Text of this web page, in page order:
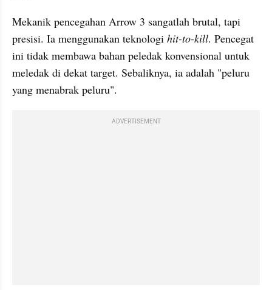
Mekanik pencegahan Arrow 3 sangatlah brutal, tapi
presisi. Ia menggunakan teknologi hit-to-kill. Pencegat
ini tidak membawa bahan peledak konvensional untuk
meledak di dekat target. Sebaliknya, ia adalah "peluru
yang menabrak peluru".
ADVERTISEMENT